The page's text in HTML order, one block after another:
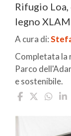
Rifugio
legno
A cura di:
Completata la
Parco
e sostenibile.